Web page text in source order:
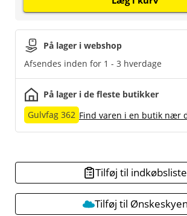
På lager i webshop
Afsendes inden for 1 - 3 hverdage
På lager i de fleste butikker
Gulvfag 362 Find varen i en butik nær
Tilføj til indkøbsliste
Tilføj til Ønskeskyen